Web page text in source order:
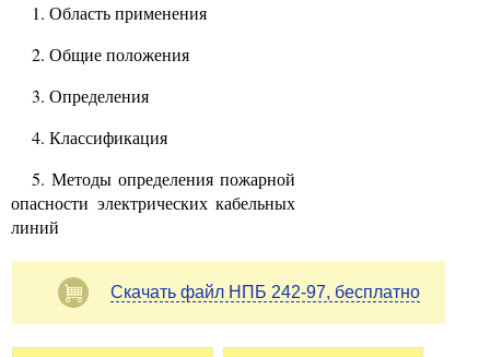
1. Область применения
2. Общие положения
3. Определения
4. Классификация
5. Методы определения пожарной
опасности электрических кабельных
линий
Скачать файл НПБ 242-97, бесплатно